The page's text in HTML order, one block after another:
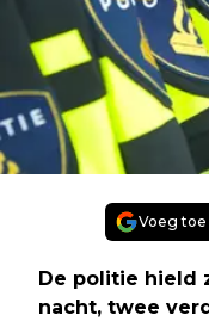
Voeg toe
De politie hield
nacht, twee